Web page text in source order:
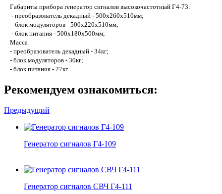
Габариты прибора генератор сигналов высокочастотный Г4-73:
- преобразователь декадный - 500х260х510мм;
- блок модуляторов - 500х220х510мм;
- блок питания - 500х180х500мм;
Масса
- преобразователь декадный - 34кг;
- блок модуляторов - 30кг;
- блок питания - 27кг.
Рекомендуем ознакомиться:
Предыдущий
Генератор сигналов Г4-109
Генератор сигналов СВЧ Г4-111